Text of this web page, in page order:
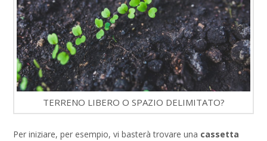
TERRENO LIBERO O SPAZIO DELIMITATO?
Per iniziare, per esempio, vi basterà trovare una cassetta